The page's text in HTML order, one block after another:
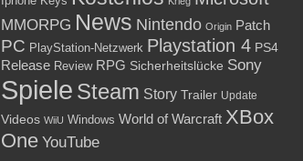
MMORPG News Nintendo Origin Patch
PC PlayStation-Netzwerk Playstation 4 PS4
Release Review RPG Sicherheitslücke Sony
Spiele Steam Story Trailer Update
Videos WiiU Windows World of Warcraft XBox
One YouTube